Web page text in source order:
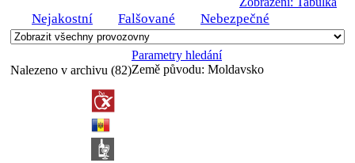
Nejakostní Falšované Nebezpečné
Nalezeno v archivu (82)
Parametry hledání
Země původu: Moldavsko